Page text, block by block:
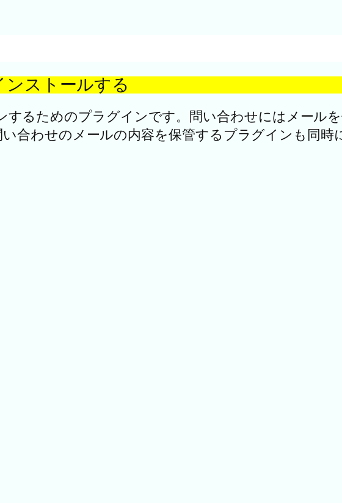
ストールする
するためのプラグインです。問い合わせにはメール
合わせのメールの内容を保管するプラグインも同時